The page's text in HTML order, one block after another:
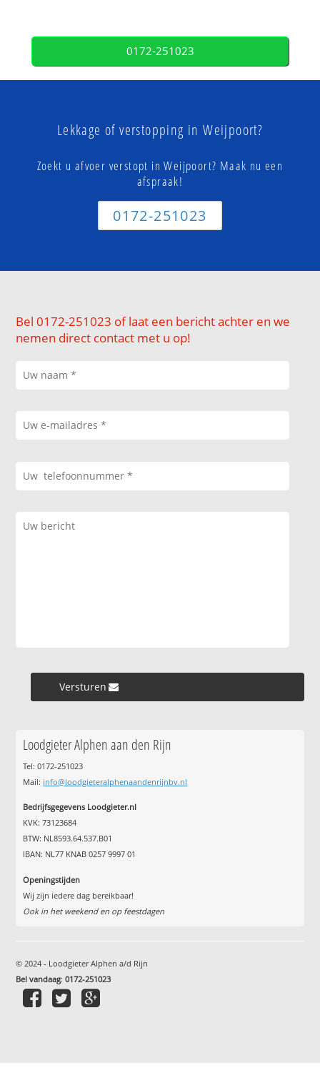
0172-251023
Lekkage of verstopping in Weijpoort?
Zoekt u afvoer verstopt in Weijpoort? Maak nu een
afspraak!
0172-251023
Bel 0172-251023 of laat een bericht achter en we
nemen direct contact met u op!
Versturen »
Loodgieter Alphen aan den Rijn
Tel: 0172-251023
Mail: info@loodgieteralphenaandenrijnbv.nl
Bedrijfsgegevens Loodgieter.nl
KVK: 73123684
BTW: NL8593.64.537.B01
IBAN: NL77 KNAB 0257 9997 01
Openingstijden
Wij zijn iedere dag bereikbaar!
Ook in het weekend en op feestdagen
© 2024 - Loodgieter Alphen a/d Rijn
Bel vandaag:0172-251023